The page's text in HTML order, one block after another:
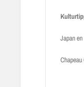
Japan